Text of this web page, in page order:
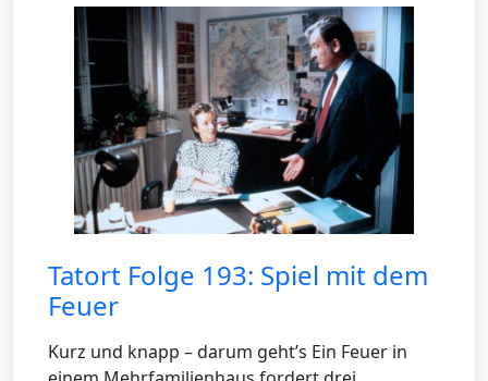
Tatort Folge 193: Spiel mit dem
Feuer
Kurz und knapp – darum geht’s Ein Feuer in